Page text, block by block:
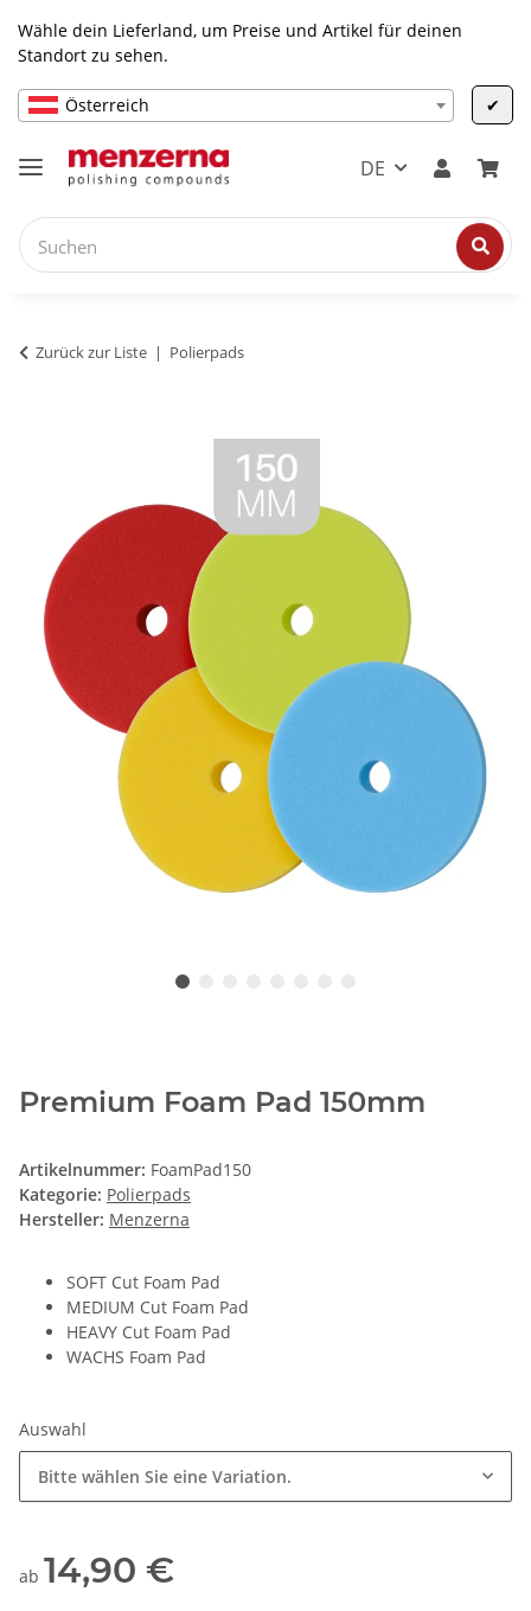
Wähle dein Lieferland, um Preise und Artikel für deinen
Standort zu sehen.
Österreich ✔
DE
Zurück zur Liste Polierpads
Premium Foam Pad 150mm
Artikelnummer: FoamPad150
Kategorie: Polierpads
Hersteller: Menzerna
SOFT Cut Foam Pad
MEDIUM Cut Foam Pad
HEAVY Cut Foam Pad
WACHS Foam Pad
Auswahl
Bitte wählen Sie eine Variation.
ab 14,90 €